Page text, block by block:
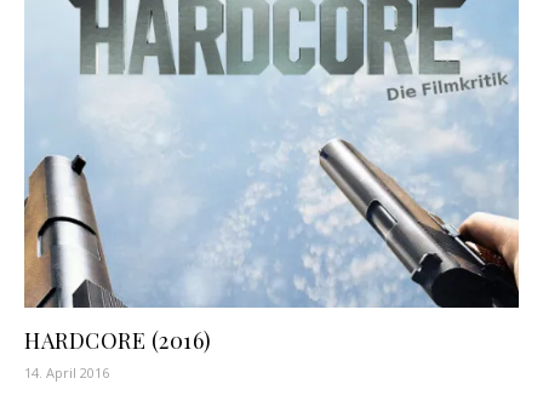
HARDCORE (2016)
14. April 2016